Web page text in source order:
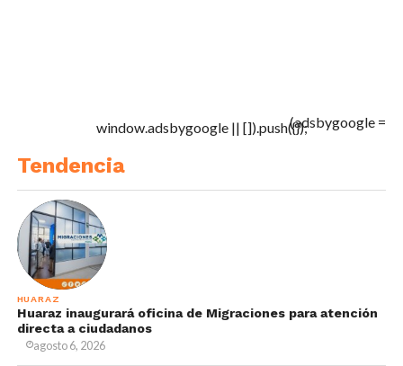
(adsbygoogle =
window.adsbygoogle || []).push({});
Tendencia
HUARAZ
Huaraz inaugurará oficina de Migraciones para atención
directa a ciudadanos
agosto 6, 2026